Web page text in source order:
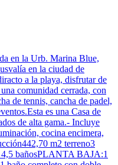
en la Urb. Marina Blue,
en la ciudad de
a la playa, disfrutar de
comunidad cerrada, con
de tennis, cancha de padel,
es una Casa de
de alta gama.- Incluye
cocina encimera,
m2 terreno3
4,5 bañosPLANTA BAJA:1